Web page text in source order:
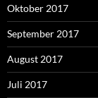
Oktober 2017
September 2017
August 2017
Juli 2017